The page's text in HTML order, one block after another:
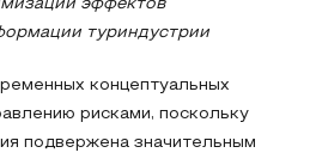
эффектов
туриндустрии
концептуальных
рисками, поскольку
подвержена значительным